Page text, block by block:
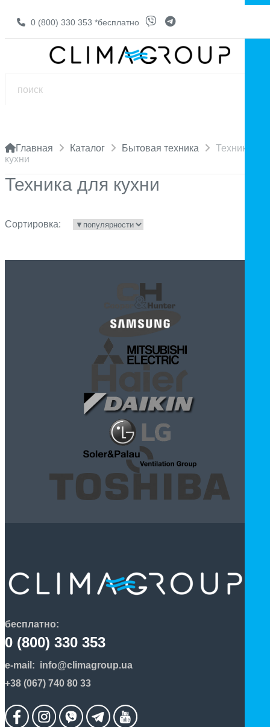
0 (800) 330 353 *бесплатно
Главная Каталог Бытовая техника
Техника для
кухни
Техника для кухни
Сортировка:
бесплатно:
0 (800) 330 353
e-mail: info@climagroup.ua
+38 (067) 740 80 33